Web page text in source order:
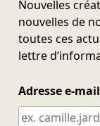
Nouvelles
nouvelles de
toutes ces
lettre
Adresse e-mail